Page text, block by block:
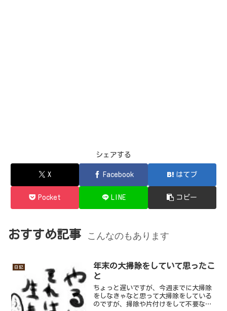
シェアする
X Facebook はてブ
Pocket LINE コピー
おすすめ記事 こんなのもあります
日記
年末の大掃除をしていて思ったこ
と
ちょっと遅いですが、今週までに大掃除
をしなきゃなと思って大掃除をしている
のですが、掃除や片付けをして不要なも